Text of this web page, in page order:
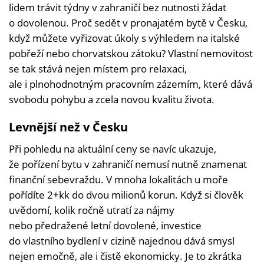
lidem trávit týdny v zahraničí bez nutnosti žádat
o dovolenou. Proč sedět v pronajatém bytě v Česku,
když můžete vyřizovat úkoly s výhledem na italské
pobřeží nebo chorvatskou zátoku? Vlastní nemovitost
se tak stává nejen místem pro relaxaci,
ale i plnohodnotným pracovním zázemím, které dává
svobodu pohybu a zcela novou kvalitu života.
Levnější než v Česku
Při pohledu na aktuální ceny se navíc ukazuje,
že pořízení bytu v zahraničí nemusí nutně znamenat
finanční sebevraždu. V mnoha lokalitách u moře
pořídíte 2+kk do dvou milionů korun. Když si člověk
uvědomí, kolik ročně utratí za nájmy
nebo předražené letní dovolené, investice
do vlastního bydlení v cizině najednou dává smysl
nejen emočně, ale i čistě ekonomicky. Je to zkrátka